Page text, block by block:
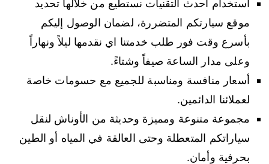
استخدام أحدث التقنيات نستطيع من خلالها تحديد
موقع سيارتكم المتضررة، لضمان الوصول إليكم
بأسرع وقت فور طلب خدمتنا اي نقدمها ليلاً ونهاراً
وعلى مدار الساعة صيفاً وشتاءً.
أسعار منافسة ومناسبة للجميع مع حسومات خاصة
لعملائنا الدائمين.
مجموعة متنوعة ومميزة وحديثة من الأوناش لنقل
سياراتكم المتعطلة وحتى العالقة في المياه أو الطين
بحرفية وأمان.